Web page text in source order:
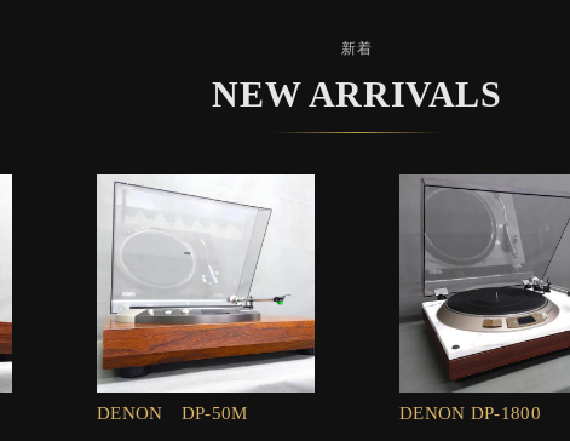
新着
NEW ARRIVALS
DENON DP-50M DENON DP-1800